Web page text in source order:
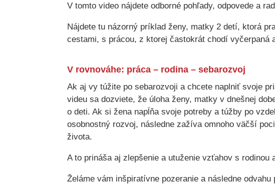
V tomto video nájdete odborné pohľady, odpovede a
Nájdete tu názorný príklad ženy, matky 2 detí, ktorá
cestami, s prácou, z ktorej častokrát chodí vyčerpaná
V rovnováhe: práca – rodina – sebarozvoj
Ak aj vy túžite po sebarozvoji a chcete naplniť svoje
videu sa dozviete, že úloha ženy, matky v dnešnej
o deti. Ak si žena napĺňa svoje potreby a túžby po
osobnostný rozvoj, následne zažíva omnoho väčší
života.
A to prináša aj zlepšenie a utuženie vzťahov s rodinou
Želáme vám inšpiratívne pozeranie a následne